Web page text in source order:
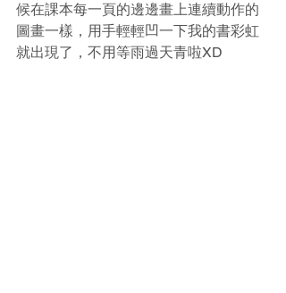
候在課本每一頁的邊邊畫上連續動作的
圖畫一樣，用手輕輕凹一下我的書彩虹
就出現了，不用等雨過天青啦XD